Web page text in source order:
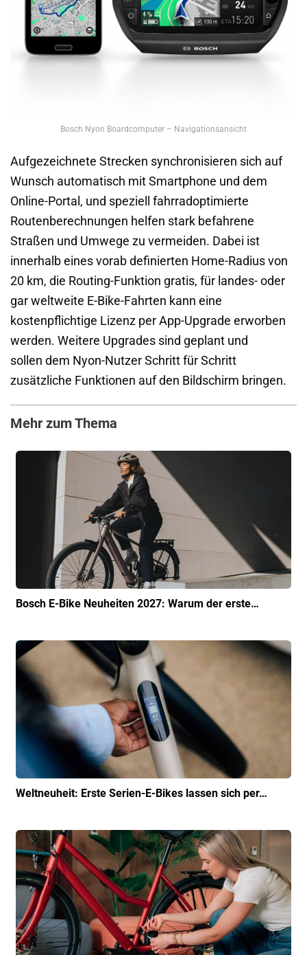
Bosch Nyon Boardcomputer – Navigationsansicht
Aufgezeichnete Strecken synchronisieren sich auf
Wunsch automatisch mit Smartphone und dem
Online-Portal, und speziell fahrradoptimierte
Routenberechnungen helfen stark befahrene
Straßen und Umwege zu vermeiden. Dabei ist
innerhalb eines vorab definierten Home-Radius von
20 km, die Routing-Funktion gratis, für landes- oder
gar weltweite E-Bike-Fahrten kann eine
kostenpflichtige Lizenz per App-Upgrade erworben
werden. Weitere Upgrades sind geplant und
sollen dem Nyon-Nutzer Schritt für Schritt
zusätzliche Funktionen auf den Bildschirm bringen.
Mehr zum Thema
Bosch E-Bike Neuheiten 2027: Warum der erste…
Weltneuheit: Erste Serien-E-Bikes lassen sich per…